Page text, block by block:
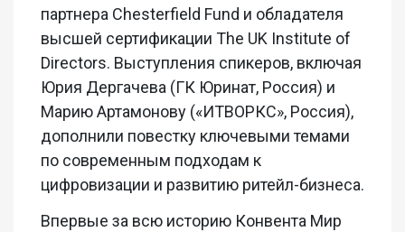
партнера Chesterfield Fund и обладателя
высшей сертификации The UK Institute of
Directors. Выступления спикеров, включая
Юрия Дергачева (ГК Юринат, Россия) и
Марию Артамонову («ИТВОРКС», Россия),
дополнили повестку ключевыми темами
по современным подходам к
цифровизации и развитию ритейл-бизнеса.
Впервые за всю историю Конвента Мир